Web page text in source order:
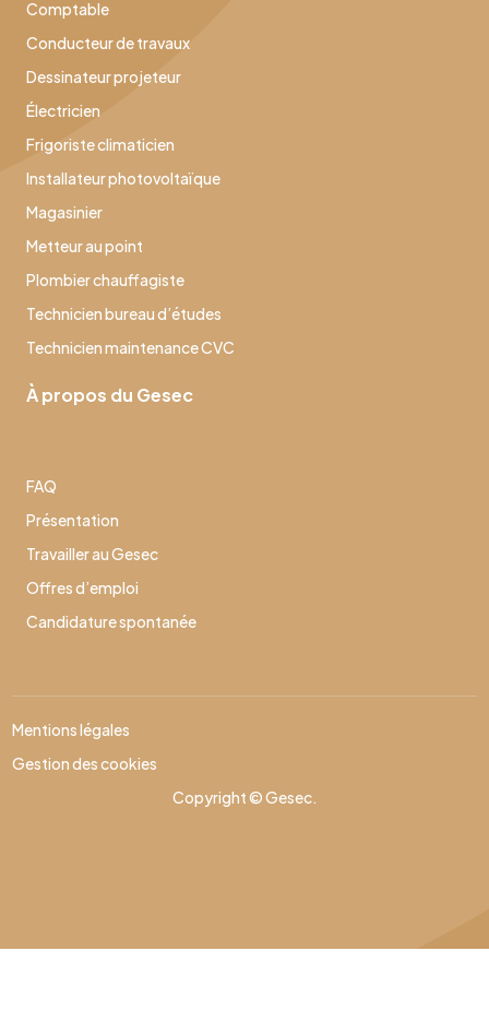
Comptable
Conducteur de travaux
Dessinateur projeteur
Électricien
Frigoriste climaticien
Installateur photovoltaïque
Magasinier
Metteur au point
Plombier chauffagiste
Technicien bureau d’études
Technicien maintenance CVC
À propos du Gesec
FAQ
Présentation
Travailler au Gesec
Offres d’emploi
Candidature spontanée
Copyright © Gesec.
Mentions légales
Gestion des cookies